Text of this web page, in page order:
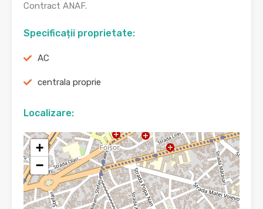
Contract ANAF.
Specificații proprietate:
AC
centrala proprie
Localizare:
+
−